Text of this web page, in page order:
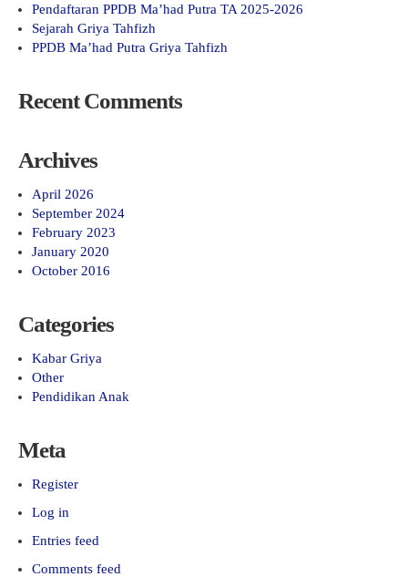
Pendaftaran PPDB Ma’had Putra TA 2025-2026
Sejarah Griya Tahfizh
PPDB Ma’had Putra Griya Tahfizh
Recent Comments
Archives
April 2026
September 2024
February 2023
January 2020
October 2016
Categories
Kabar Griya
Other
Pendidikan Anak
Meta
Register
Log in
Entries feed
Comments feed